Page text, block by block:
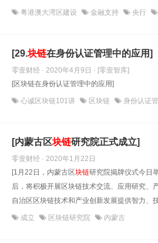
粤港澳大湾区建设 金融支持 央行
[29.块链在身份认证管理中的应用]
零壹财经 · 2020年4月9日 · [零壹智库]
[区块链在身份认证管理中的应用]
心诚区块链101讲 区块链 身份认证
[内蒙古区块链研究院正式成立]
零壹财经 · 2020年1月22日
[1月22日，内蒙古区块链研究院揭牌仪式今日
后，将积极开展区块链技术交流、应用研究、
自治区区块链技术和产业创新发展提供智力、
成立 区块链研究院 内蒙古